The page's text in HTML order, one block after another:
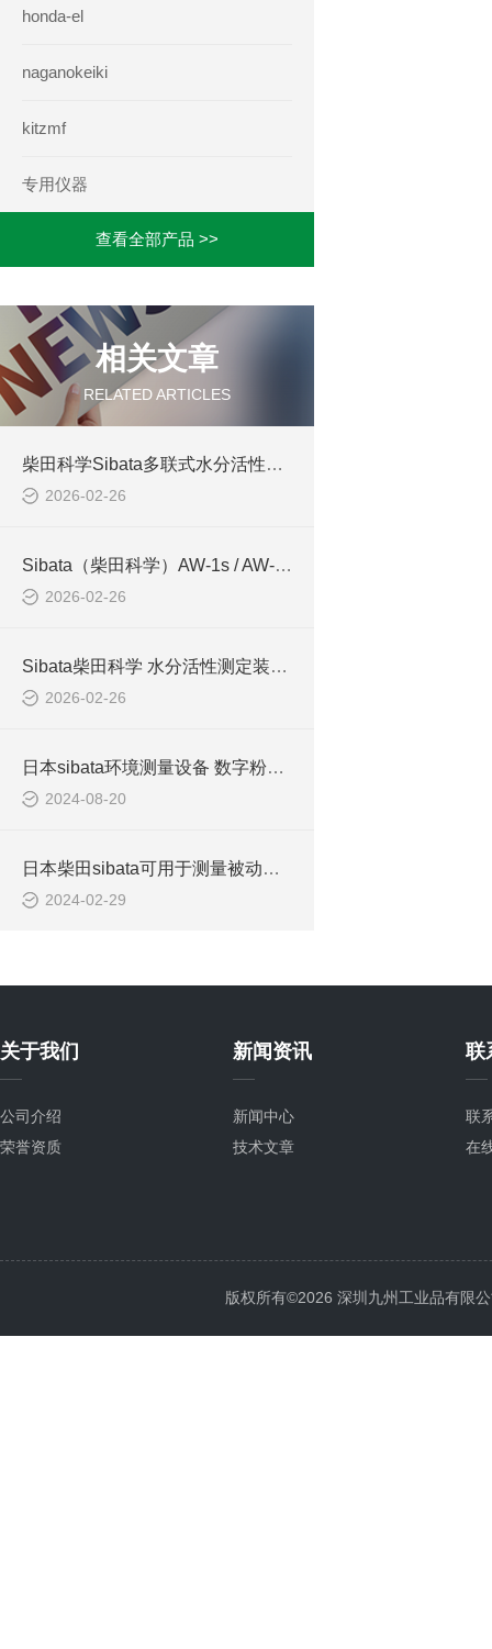
honda-el
naganokeiki
kitzmf
专用仪器
查看全部产品 >>
相关文章
RELATED ARTICLES
柴田科学Sibata多联式水分活性测定装置 AW-Multi 8CH 应用介绍
2026-02-26
Sibata（柴田科学）AW-1s / AW-1 便携式水分活性测定装置
2026-02-26
Sibata柴田科学 水分活性测定装置 AW-1s 水分活性检测新高度
2026-02-26
日本sibata环境测量设备 数字粉尘仪LD-3S的介绍
2024-08-20
日本柴田sibata可用于测量被动吸烟 被动烟雾测量的气体测量仪器TIGER
2024-02-29
关于我们
公司介绍
荣誉资质
新闻资讯
新闻中心
技术文章
联
联
在
版权所有©2026 深圳九州工业品有限